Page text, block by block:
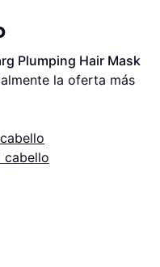
Plumping Hair Mask
la oferta más
cabello